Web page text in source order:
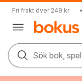
Fri frakt över 249 kr •
Sök bok,